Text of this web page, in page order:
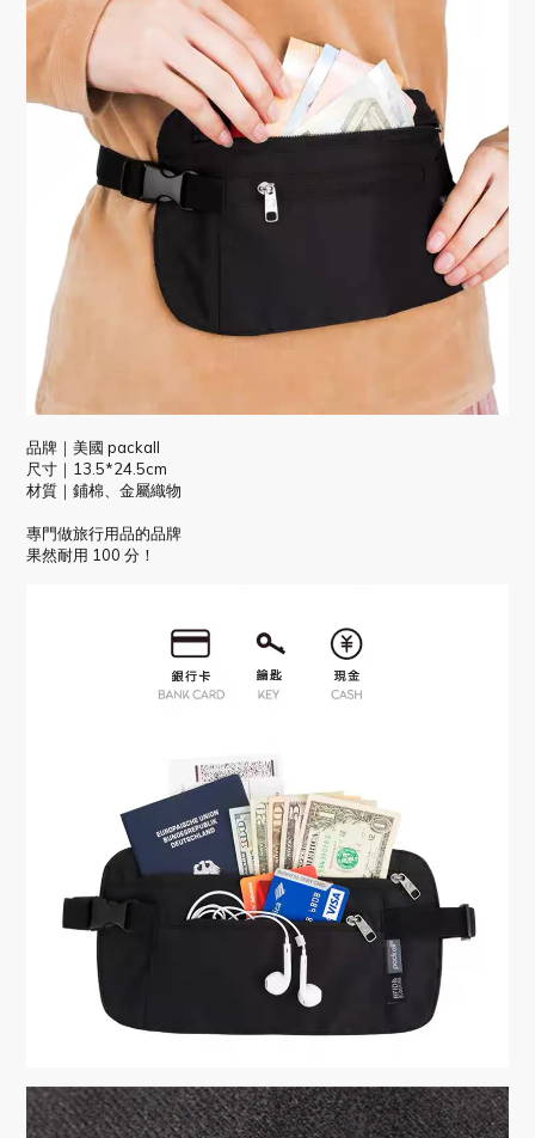
品牌｜美國 packall
尺寸｜13.5*24.5cm
材質｜鋪棉、金屬織物
專門做旅行用品的品牌
果然耐用 100 分！